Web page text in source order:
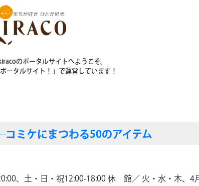
のポータルサイトへようこそ。
ータルサイト！」で運営しています！
ミケにまつわる50のアイテム
、土・日・祝12:00-18:00 休 館／ 火・水・木、4